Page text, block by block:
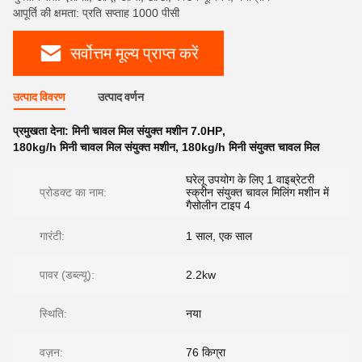
आपूर्ति की क्षमता: प्रति सप्ताह 1000 पीसी
सर्वोत्तम मूल्य प्राप्त करें
उत्पाद विवरण उत्पाद वर्णन
प्रमुखता देना:मिनी चावल मिल संयुक्त मशीन 7.0HP,
180kg/h मिनी चावल मिल संयुक्त मशीन, 180kg/h मिनी संयुक्त चावल मिल
प्रोडक्ट का नाम:
घरेलू उपयोग के लिए 1 वाइब्रेटरी
स्क्रीन संयुक्त चावल मिलिंग मशीन में
गैसोलीन टाइप 4
गारंटी: 1 साल, एक साल
पावर (डब्ल्यू): 2.2kw
स्थिति: नया
वज़न: 76 किग्रा